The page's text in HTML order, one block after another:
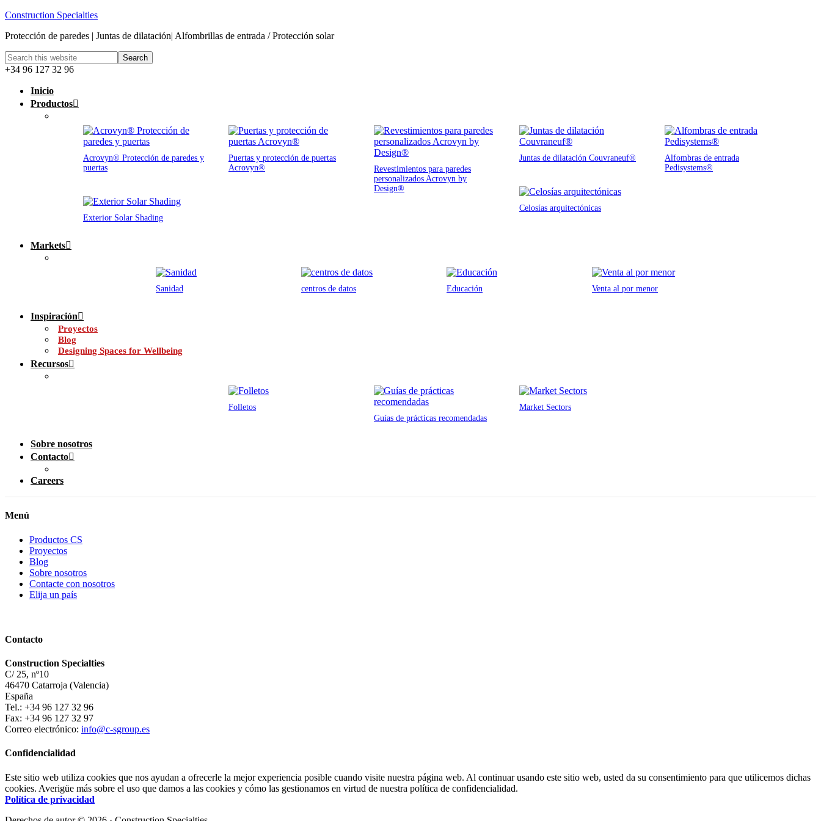
Construction Specialties
Protección de paredes | Juntas de dilatación| Alfombrillas de entrada / Protección solar
+34 96 127 32 96
Inicio
Productos
Acrovyn® Protección de paredes y
puertas
Puertas y protección de puertas
Acrovyn®
Revestimientos para paredes
personalizados Acrovyn by
Design®
Juntas de dilatación Couvraneuf®
Alfombras de entrada
Pedisystems®
Celosías arquitectónicas
Exterior Solar Shading
Markets
Sanidad centros de datos Educación Venta al por menor
Inspiración
Proyectos
Blog
Designing Spaces for Wellbeing
Recursos
Folletos
Guías de prácticas recomendadas
Market Sectors
Sobre nosotros
Contacto
Careers
Menú
Productos CS
Proyectos
Blog
Sobre nosotros
Contacte con nosotros
Elija un país
Contacto
Construction Specialties
C/ 25, nº10
46470 Catarroja (Valencia)
España
Tel.: +34 96 127 32 96
Fax: +34 96 127 32 97
Correo electrónico: info@c-sgroup.es
Confidencialidad
Este sitio web utiliza cookies que nos ayudan a ofrecerle la mejor experiencia posible cuando visite nuestra página web. Al continuar usando este sitio web, usted da su consentimiento para que utilicemos dichas
cookies. Averigüe más sobre el uso que damos a las cookies y cómo las gestionamos en virtud de nuestra política de confidencialidad.
Política de privacidad